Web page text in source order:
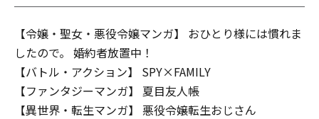
【令嬢・聖女・悪役令嬢マンガ】 おひとり様には慣れま
したので。 婚約者放置中！
【バトル・アクション】 SPY×FAMILY
【ファンタジーマンガ】 夏目友人帳
【異世界・転生マンガ】 悪役令嬢転生おじさん